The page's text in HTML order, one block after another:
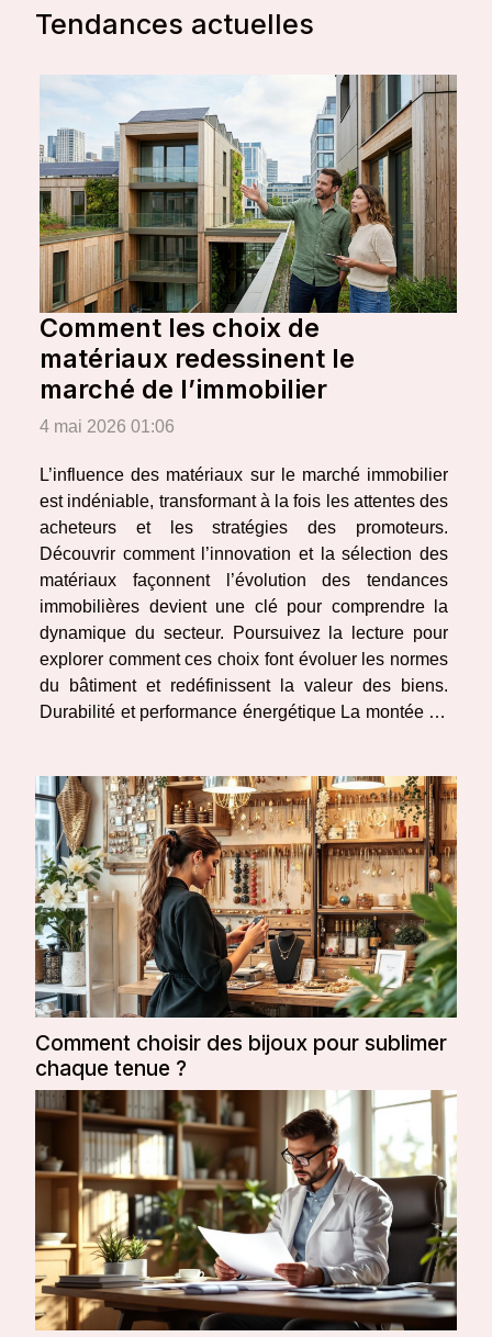
Tendances actuelles
Comment les choix de
matériaux redessinent le
marché de l’immobilier
4 mai 2026 01:06
L’influence des matériaux sur le marché immobilier
est indéniable, transformant à la fois les attentes des
acheteurs et les stratégies des promoteurs.
Découvrir comment l’innovation et la sélection des
matériaux façonnent l’évolution des tendances
immobilières devient une clé pour comprendre la
dynamique du secteur. Poursuivez la lecture pour
explorer comment ces choix font évoluer les normes
du bâtiment et redéfinissent la valeur des biens.
Durabilité et performance énergétique La montée en
Comment choisir des bijoux pour sublimer
chaque tenue ?